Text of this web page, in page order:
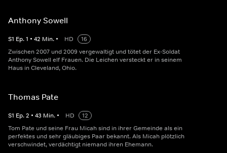
Anthony Sowell
S1 Ep.1 • 42 Min. • HD
16
Zwischen 2007 und 2009 vergewaltigt und tötet der Ex-Soldat
Anthony Sowell elf Frauen. Die Leichen versteckt er in seinem
Haus in Cleveland, Ohio.
Thomas Pate
S1 Ep.2 • 43 Min. • HD
12
Tom Pate und seine Frau Micah sind in ihrer Gemeinde als ein
perfektes und sehr gläubiges Paar bekannt. Als Micah plötzlich
verschwindet, verdächtigt niemand ihren Ehemann.